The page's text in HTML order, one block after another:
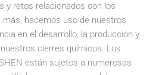
y retos relacionados con los
hacemos uso de nuestros
en el desarrollo, la producción y
cierres químicos. Los
están sujetos a numerosas